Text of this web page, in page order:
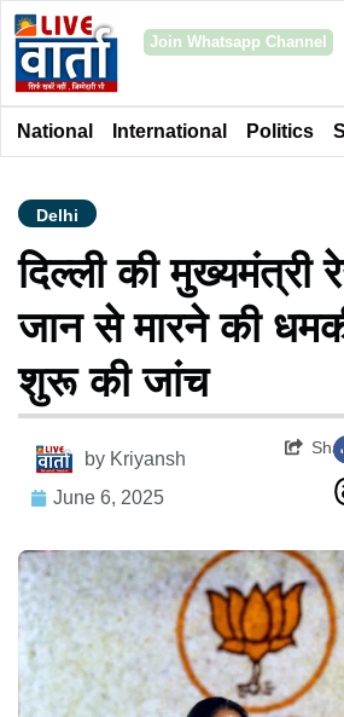
Join Whatsapp Channel
National International Politics
Delhi
दिल्ली की मुख्यमंत्री
जान से मारने की
शुरू की जांच
by Kriyansh
June 6, 2025